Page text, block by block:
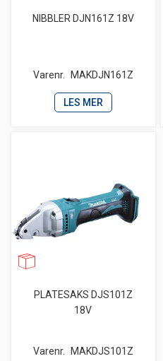
NIBBLER DJN161Z 18V
Varenr. MAKDJN161Z
LES MER
PLATESAKS DJS101Z
18V
Varenr. MAKDJS101Z